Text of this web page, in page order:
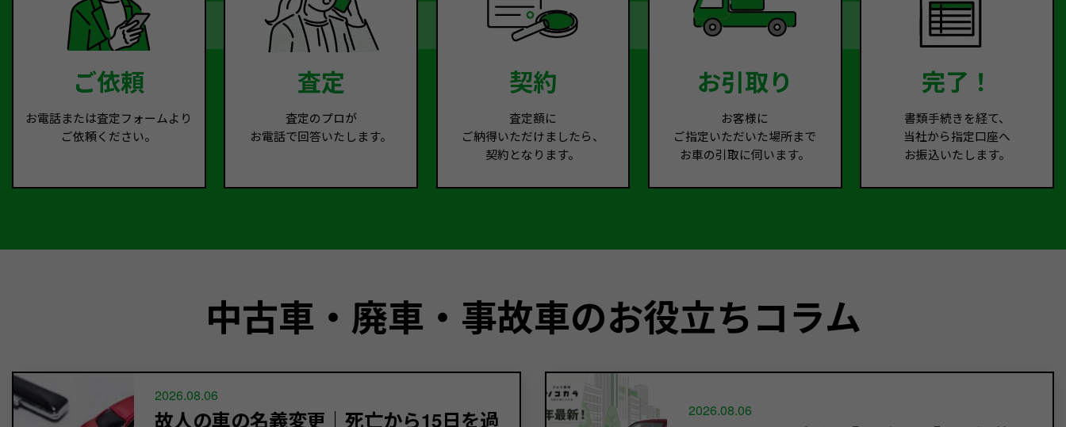
ご依頼
お電話または査定フォームより
ご依頼ください。
査定
査定のプロが
お電話で回答いたします。
契約
査定額に
ご納得いただけましたら、
契約となります。
お引取り
お客様に
ご指定いただいた場所まで
お車の引取に伺います。
完了！
書類手続きを経て、
当社から指定口座へ
お振込いたします。
中古車・廃車・事故車のお役立ちコラム
2026.08.06
故人の車の名義変更｜死亡から15日を過 2026.08.06